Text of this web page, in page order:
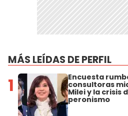
MÁS LEÍDAS DE PERFIL
1 Encuesta
consultoras
Milei y la crisis
peronismo